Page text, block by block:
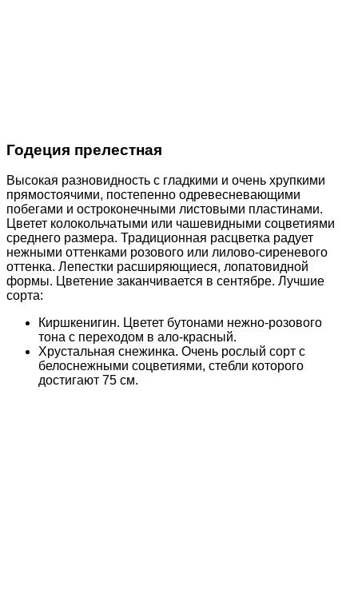
Годеция прелестная
Высокая разновидность с гладкими и очень хрупкими
прямостоячими, постепенно одревесневающими
побегами и остроконечными листовыми пластинами.
Цветет колокольчатыми или чашевидными соцветиями
среднего размера. Традиционная расцветка радует
нежными оттенками розового или лилово-сиреневого
оттенка. Лепестки расширяющиеся, лопатовидной
формы. Цветение заканчивается в сентябре. Лучшие
сорта:
Киршкенигин. Цветет бутонами нежно-розового
тона с переходом в ало-красный.
Хрустальная снежинка. Очень рослый сорт с
белоснежными соцветиями, стебли которого
достигают 75 см.